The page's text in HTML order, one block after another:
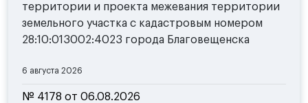
территории и проекта межевания территории
земельного участка с кадастровым номером
28:10:013002:4023 города Благовещенска
6 августа 2026
№ 4178 от 06.08.2026